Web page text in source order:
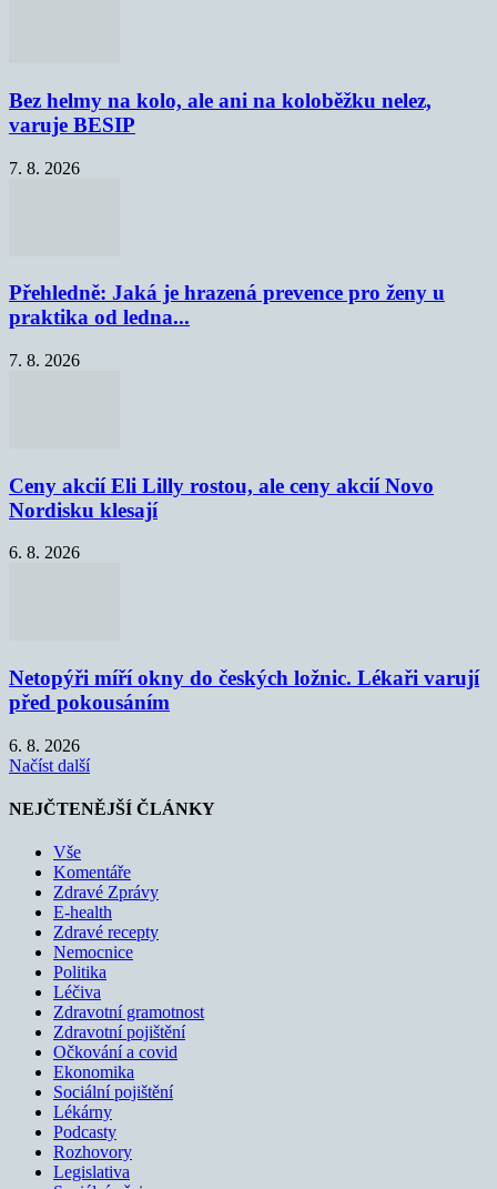
Bez helmy na kolo, ale ani na koloběžku nelez,
varuje BESIP
7. 8. 2026
Přehledně: Jaká je hrazená prevence pro ženy u
praktika od ledna...
7. 8. 2026
Ceny akcií Eli Lilly rostou, ale ceny akcií Novo
Nordisku klesají
6. 8. 2026
Netopýři míří okny do českých ložnic. Lékaři varují
před pokousáním
6. 8. 2026
Načíst další
NEJČTENĚJŠÍ ČLÁNKY
Vše
Komentáře
Zdravé Zprávy
E-health
Zdravé recepty
Nemocnice
Politika
Léčiva
Zdravotní gramotnost
Zdravotní pojištění
Očkování a covid
Ekonomika
Sociální pojištění
Lékárny
Podcasty
Rozhovory
Legislativa